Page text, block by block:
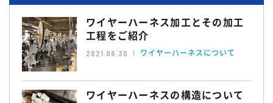
ワイヤーハーネス加工とその加工
工程をご紹介
2021.06.30 ワイヤーハーネスについて
ワイヤーハーネスの構造について